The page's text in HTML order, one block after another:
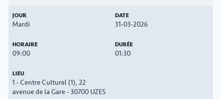
Mardi 31-03-2026
09:00 01:30
1 - Centre Culturel (1), 22
avenue de la Gare - 30700 UZES